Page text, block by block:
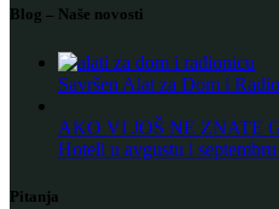
Blog – Naše novosti
Savršen Alat za Dom i
AKO VI JOŠ NE ZNATE
Hoteli u avgustu i
Pitanja